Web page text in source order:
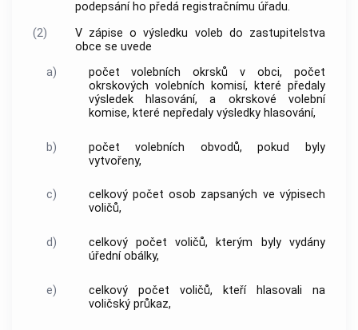
podepsání ho předá registračnímu úřadu.
(2)
V zápise o výsledku voleb do zastupitelstva
obce se uvede
a)
počet volebních okrsků vobci, počet
okrskových volebních komisí, které předaly
výsledek hlasování, a okrskové volební
komise, které nepředaly výsledky hlasování,
b)
počet volebních obvodů, pokud byly
vytvořeny,
c)
celkový počet osob zapsaných ve výpisech
voličů,
d)
celkový počet voličů, kterým byly vydány
úřední obálky,
e)
celkový počet voličů, kteří hlasovali na
voličský průkaz,